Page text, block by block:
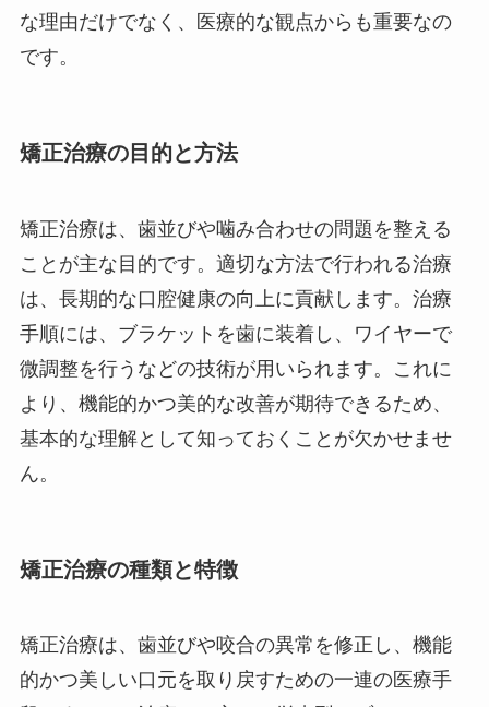
な理由だけでなく、医療的な観点からも重要なの
です。
矯正治療の目的と方法
矯正治療は、歯並びや噛み合わせの問題を整える
ことが主な目的です。適切な方法で行われる治療
は、長期的な口腔健康の向上に貢献します。治療
手順には、ブラケットを歯に装着し、ワイヤーで
微調整を行うなどの技術が用いられます。これに
より、機能的かつ美的な改善が期待できるため、
基本的な理解として知っておくことが欠かせませ
ん。
矯正治療の種類と特徴
矯正治療は、歯並びや咬合の異常を修正し、機能
的かつ美しい口元を取り戻すための一連の医療手